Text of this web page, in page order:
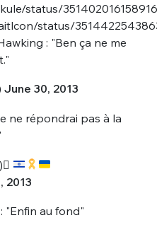
status/
status/
: "Ben ça ne me
June 30, 2013
ne répondrai pas à la
— Salomé Roussel (⁨שלומית⁩)
2013
"Enfin au fond"